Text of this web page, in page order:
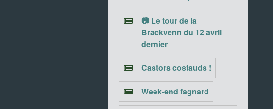
📷 Le tour de la
Brackvenn du 12 avril
dernier
Castors costauds !
Week-end fagnard